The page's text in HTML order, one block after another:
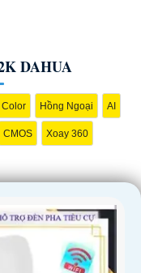
DAHUA
Color Hồng Ngoại AI
CMOS Xoay 360